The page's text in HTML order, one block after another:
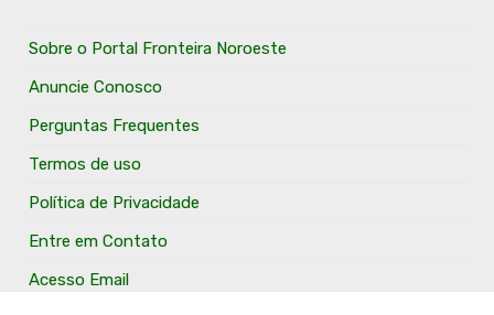
Sobre o Portal Fronteira Noroeste
Anuncie Conosco
Perguntas Frequentes
Termos de uso
Política de Privacidade
Entre em Contato
Acesso Email